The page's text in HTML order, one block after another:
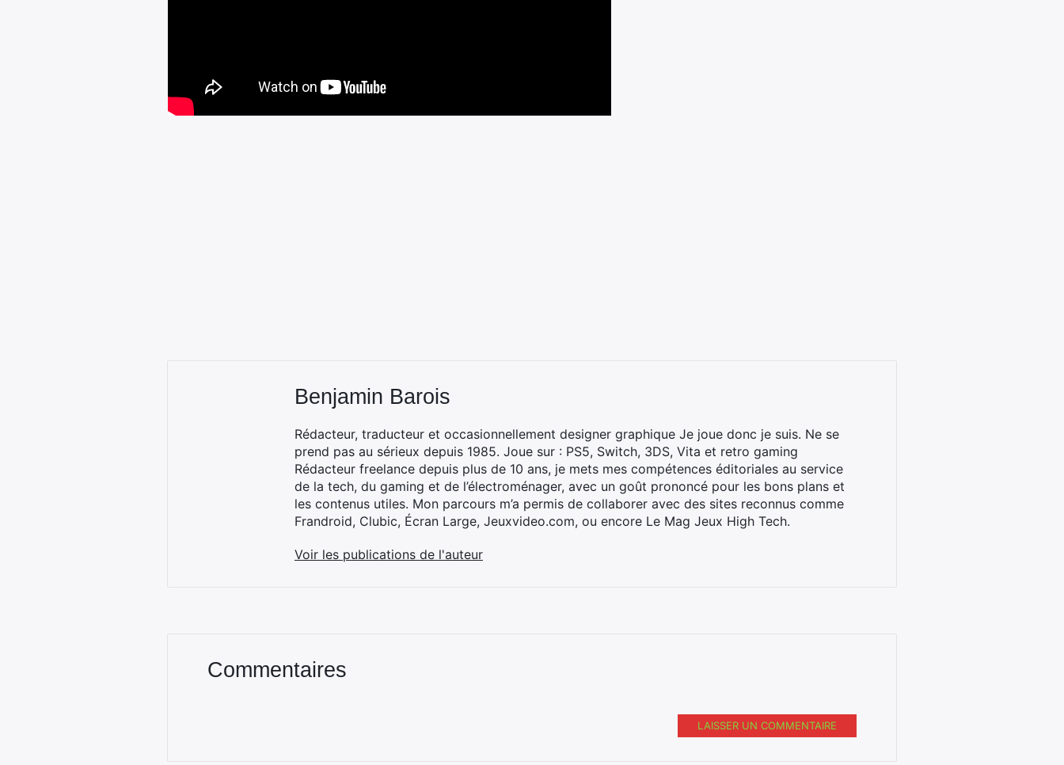
Benjamin Barois
Rédacteur, traducteur et occasionnellement designer graphique Je joue donc je suis. Ne se
prend pas au sérieux depuis 1985. Joue sur : PS5, Switch, 3DS, Vita et retro gaming
Rédacteur freelance depuis plus de 10 ans, je mets mes compétences éditoriales au service
de la tech, du gaming et de l’électroménager, avec un goût prononcé pour les bons plans et
les contenus utiles. Mon parcours m’a permis de collaborer avec des sites reconnus comme
Frandroid, Clubic, Écran Large, Jeuxvideo.com, ou encore Le Mag Jeux High Tech.
Voir les publications de l'auteur
Commentaires
LAISSER UN COMMENTAIRE